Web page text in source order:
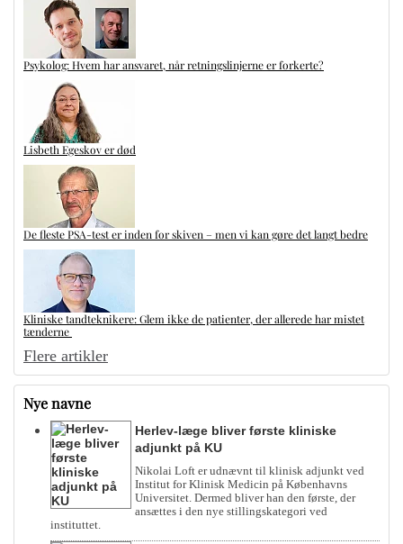
Psykolog: Hvem har ansvaret, når retningslinjerne er forkerte?
Lisbeth Egeskov er død
De fleste PSA-test er inden for skiven – men vi kan gøre det langt bedre
Kliniske tandteknikere: Glem ikke de patienter, der allerede har mistet
tænderne
Flere artikler
Nye navne
Herlev-læge bliver første kliniske
adjunkt på KU
Nikolai Loft er udnævnt til klinisk adjunkt ved
Institut for Klinisk Medicin på Københavns
Universitet. Dermed bliver han den første, der
ansættes i den nye stillingskategori ved
instituttet.